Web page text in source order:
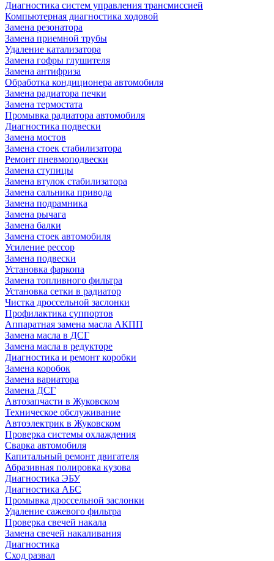
Диагностика систем управления трансмиссией
Компьютерная диагностика ходовой
Замена резонатора
Замена приемной трубы
Удаление катализатора
Замена гофры глушителя
Замена антифриза
Обработка кондиционера автомобиля
Замена радиатора печки
Замена термостата
Промывка радиатора автомобиля
Диагностика подвески
Замена мостов
Замена стоек стабилизатора
Ремонт пневмоподвески
Замена ступицы
Замена втулок стабилизатора
Замена сальника привода
Замена подрамника
Замена рычага
Замена балки
Замена стоек автомобиля
Усиление рессор
Замена подвески
Установка фаркопа
Замена топливного фильтра
Установка сетки в радиатор
Чистка дроссельной заслонки
Профилактика суппортов
Аппаратная замена масла АКПП
Замена масла в ДСГ
Замена масла в редукторе
Диагностика и ремонт коробки
Замена коробок
Замена вариатора
Замена ДСГ
Автозапчасти в Жуковском
Техническое обслуживание
Автоэлектрик в Жуковском
Проверка системы охлаждения
Сварка автомобиля
Капитальный ремонт двигателя
Абразивная полировка кузова
Диагностика ЭБУ
Диагностика АБС
Промывка дроссельной заслонки
Удаление сажевого фильтра
Проверка свечей накала
Замена свечей накаливания
Диагностика
Сход развал